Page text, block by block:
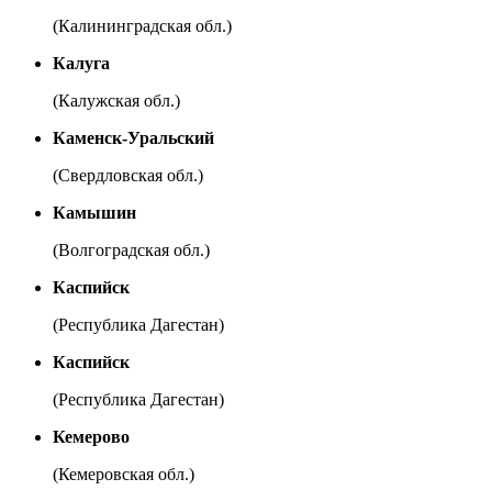
(Калининградская обл.)
Калуга
(Калужская обл.)
Каменск-Уральский
(Свердловская обл.)
Камышин
(Волгоградская обл.)
Каспийск
(Республика Дагестан)
Каспийск
(Республика Дагестан)
Кемерово
(Кемеровская обл.)